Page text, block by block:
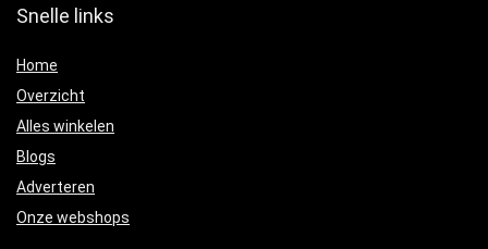
Snelle links
Home
Overzicht
Alles winkelen
Blogs
Adverteren
Onze webshops